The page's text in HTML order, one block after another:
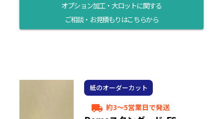
オプション加工・大ロットに関する
ご相談・お見積もりはこちらから
紙のオーダーカット
local_shipping 約3～5営業日で発送